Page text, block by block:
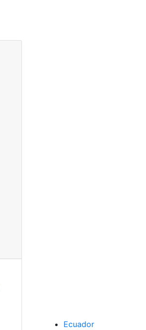
Ecuador